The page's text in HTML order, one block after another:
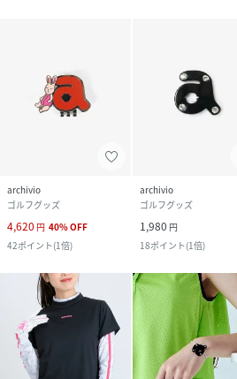
archivio
ゴルフグッズ
4,620 円 40%OFF
42ポイント(1倍)
archivio
ゴルフグッズ
1,980 円
18ポイント(1倍)